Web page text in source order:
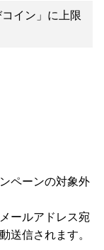
イン」に上限
ペーンの対象外
ールアドレス宛
送信されます。